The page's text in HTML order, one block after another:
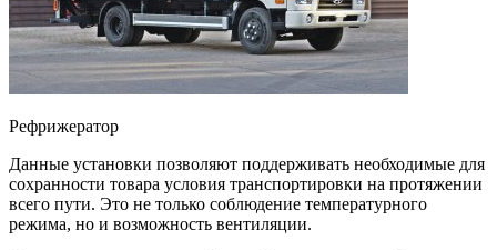
Рефрижератор
Данные установки позволяют поддерживать необходимые для
сохранности товара условия транспортировки на протяжении
всего пути. Это не только соблюдение температурного
режима, но и возможность вентиляции.